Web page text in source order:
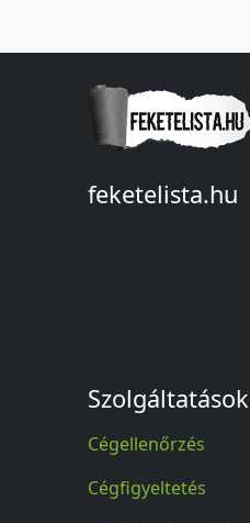
feketelista.hu
Szolgáltatások
Cégellenőrzés
Cégfigyeltetés